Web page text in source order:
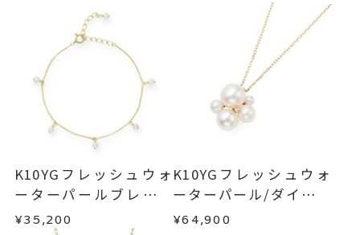
リングサイズ
チェーン全長 17cm
パール 約4mm
カテゴリー
ブレスレット
、
ダイヤモンドブレスレット
K10YGブレスレット
刻印
-
例：金曜日17時までのご注文→翌週火曜日までに
発送いたします。
■お届け目安が「約1ヶ月半以内～」の商品
ご注文いただいてから在庫状況を確認いたしま
・在庫のご用意ができる場合： 約1週間～1ヶ月以
内を目安に発送いたします。
・受注生産となる場合： 商品ページに記載のある
ご注文状況が「注文済み」の場合に限り、キャ
ンセルを承ります。
メンバーシップ未登録のお客さまは、お問い合
わせフォームよりご連絡ください。
返品・交換
以下の場合、商品の返品・交換・返金
は承りかねます。
・一度ご使用になった商品
・受注生産の商品
・お客さまのお手元で傷や汚れが発生した商品
・到着後ご連絡無く7日以上経過した商品
K10YGフレッシュウォ
ーターパールブレスレ
ット
¥35,200
K10YGフレッシュウォ
ーターパール/ダイヤモ
ンドネックレス
¥64,900